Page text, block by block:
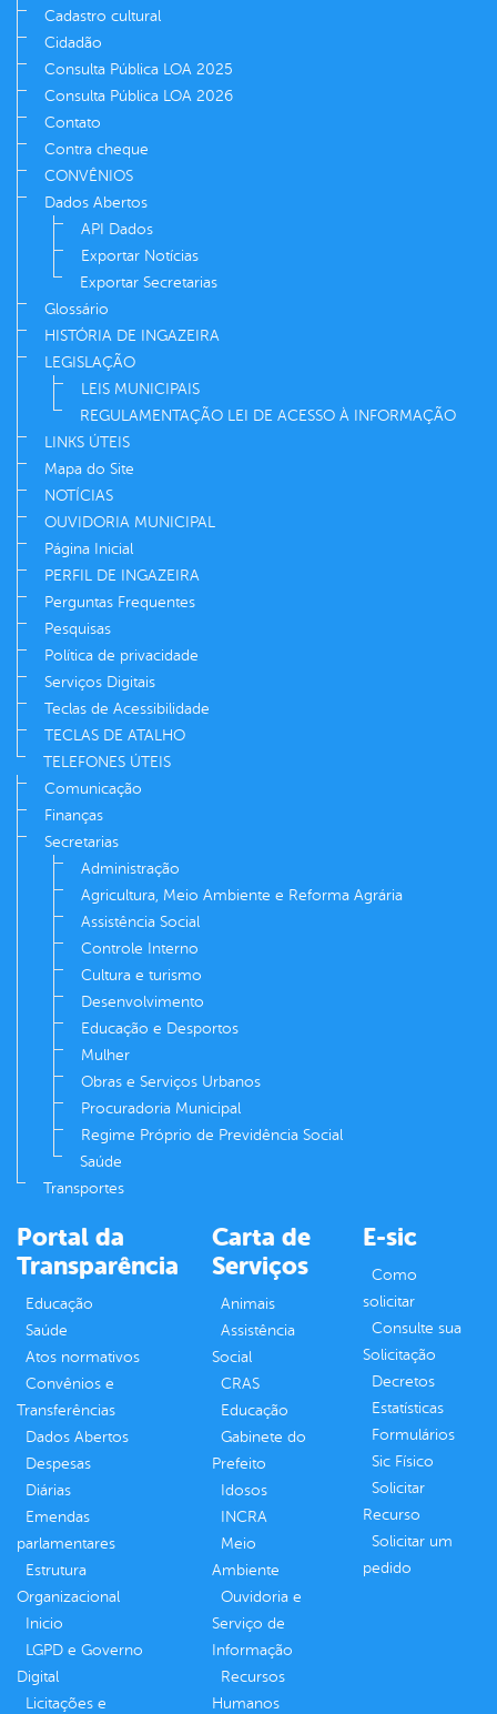
Cadastro cultural
Cidadão
Consulta Pública LOA 2025
Consulta Pública LOA 2026
Contato
Contra cheque
CONVÊNIOS
Dados Abertos
API Dados
Exportar Notícias
Exportar Secretarias
Glossário
HISTÓRIA DE INGAZEIRA
LEGISLAÇÃO
LEIS MUNICIPAIS
REGULAMENTAÇÃO LEI DE ACESSO À INFORMAÇÃO
LINKS ÚTEIS
Mapa do Site
NOTÍCIAS
OUVIDORIA MUNICIPAL
Página Inicial
PERFIL DE INGAZEIRA
Perguntas Frequentes
Pesquisas
Política de privacidade
Serviços Digitais
Teclas de Acessibilidade
TECLAS DE ATALHO
TELEFONES ÚTEIS
Comunicação
Finanças
Secretarias
Administração
Agricultura, Meio Ambiente e Reforma Agrária
Assistência Social
Controle Interno
Cultura e turismo
Desenvolvimento
Educação e Desportos
Mulher
Obras e Serviços Urbanos
Procuradoria Municipal
Regime Próprio de Previdência Social
Saúde
Transportes
Portal da
Transparência
Educação
Saúde
Atos normativos
Convênios e
Transferências
Dados Abertos
Despesas
Diárias
Emendas
parlamentares
Estrutura
Organizacional
Inicio
LGPD e Governo
Digital
Licitações e
Carta de
Serviços
Animais
Assistência
Social
CRAS
Educação
Gabinete do
Prefeito
Idosos
INCRA
Meio
Ambiente
Ouvidoria e
Serviço de
Informação
Recursos
Humanos
E-sic
Como
solicitar
Consulte sua
Solicitação
Decretos
Estatísticas
Formulários
Sic Físico
Solicitar
Recurso
Solicitar um
pedido